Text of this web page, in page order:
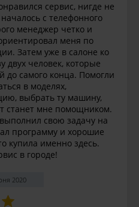
сервис, нигде не
с телефонного
менеджер четко и
меня по
Затем уже в салоне ко
двух человек, которые
до самого конца. Помогли
в моделях,
выбрать ту машину,
станет мне помощником.
свою задачу на
программу и хорошие
купила именно здесь.
в городе!
2020